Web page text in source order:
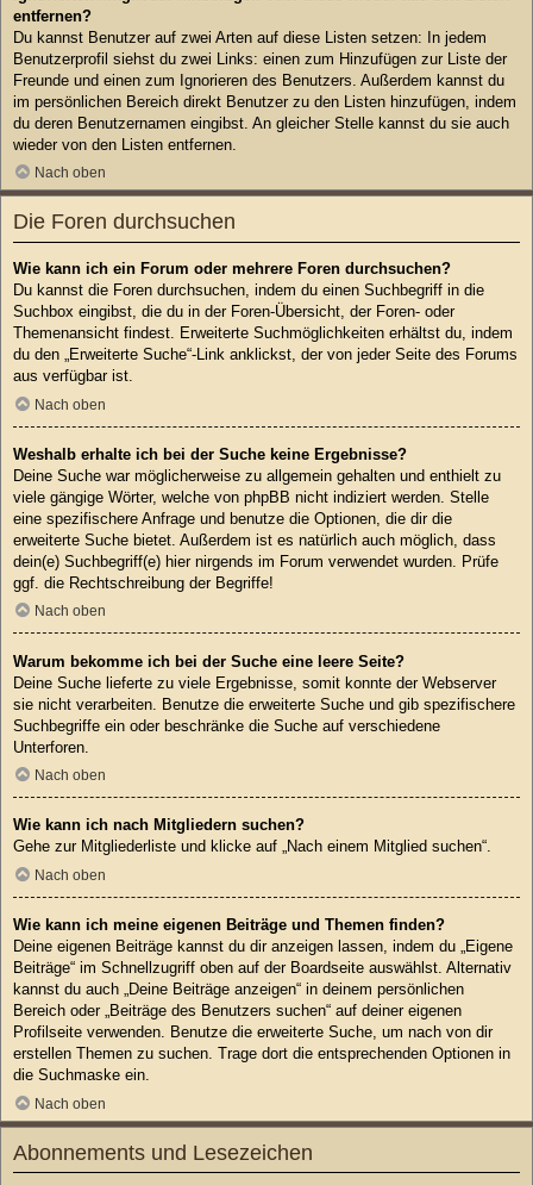
entfernen?
Du kannst Benutzer auf zwei Arten auf diese Listen setzen: In jedem
Benutzerprofil siehst du zwei Links: einen zum Hinzufügen zur Liste der
Freunde und einen zum Ignorieren des Benutzers. Außerdem kannst du
im persönlichen Bereich direkt Benutzer zu den Listen hinzufügen, indem
du deren Benutzernamen eingibst. An gleicher Stelle kannst du sie auch
wieder von den Listen entfernen.
Nach oben
Die Foren durchsuchen
Wie kann ich ein Forum oder mehrere Foren durchsuchen?
Du kannst die Foren durchsuchen, indem du einen Suchbegriff in die
Suchbox eingibst, die du in der Foren-Übersicht, der Foren- oder
Themenansicht findest. Erweiterte Suchmöglichkeiten erhältst du, indem
du den „Erweiterte Suche“-Link anklickst, der von jeder Seite des Forums
aus verfügbar ist.
Nach oben
Weshalb erhalte ich bei der Suche keine Ergebnisse?
Deine Suche war möglicherweise zu allgemein gehalten und enthielt zu
viele gängige Wörter, welche von phpBB nicht indiziert werden. Stelle
eine spezifischere Anfrage und benutze die Optionen, die dir die
erweiterte Suche bietet. Außerdem ist es natürlich auch möglich, dass
dein(e) Suchbegriff(e) hier nirgends im Forum verwendet wurden. Prüfe
ggf. die Rechtschreibung der Begriffe!
Nach oben
Warum bekomme ich bei der Suche eine leere Seite?
Deine Suche lieferte zu viele Ergebnisse, somit konnte der Webserver
sie nicht verarbeiten. Benutze die erweiterte Suche und gib spezifischere
Suchbegriffe ein oder beschränke die Suche auf verschiedene
Unterforen.
Nach oben
Wie kann ich nach Mitgliedern suchen?
Gehe zur Mitgliederliste und klicke auf „Nach einem Mitglied suchen“.
Nach oben
Wie kann ich meine eigenen Beiträge und Themen finden?
Deine eigenen Beiträge kannst du dir anzeigen lassen, indem du „Eigene
Beiträge“ im Schnellzugriff oben auf der Boardseite auswählst. Alternativ
kannst du auch „Deine Beiträge anzeigen“ in deinem persönlichen
Bereich oder „Beiträge des Benutzers suchen“ auf deiner eigenen
Profilseite verwenden. Benutze die erweiterte Suche, um nach von dir
erstellen Themen zu suchen. Trage dort die entsprechenden Optionen in
die Suchmaske ein.
Nach oben
Abonnements und Lesezeichen